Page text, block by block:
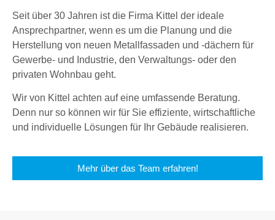
Seit über 30 Jahren ist die Firma Kittel der ideale
Ansprechpartner, wenn es um die Planung und die
Herstellung von neuen Metallfassaden und -dächern für
Gewerbe- und Industrie, den Verwaltungs- oder den
privaten Wohnbau geht.
Wir von Kittel achten auf eine umfassende Beratung.
Denn nur so können wir für Sie effiziente, wirtschaftliche
und individuelle Lösungen für Ihr Gebäude realisieren.
Mehr über das Team erfahren!